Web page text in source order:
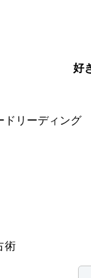
好
ドリーディング
術